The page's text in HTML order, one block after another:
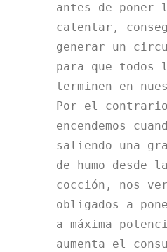
antes de poner
calentar,
generar un
para que todos
terminen en
Por el
encendemos
saliendo una
de humo desde
cocción, nos
obligados a
a máxima
aumenta el